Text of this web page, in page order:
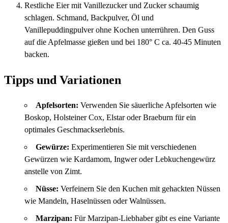
Restliche Eier mit Vanillezucker und Zucker schaumig
schlagen. Schmand, Backpulver, Öl und
Vanillepuddingpulver ohne Kochen unterrühren. Den Guss
auf die Apfelmasse gießen und bei 180° C ca. 40-45 Minuten
backen.
Tipps und Variationen
Apfelsorten: Verwenden Sie säuerliche Apfelsorten wie
Boskop, Holsteiner Cox, Elstar oder Braeburn für ein
optimales Geschmackserlebnis.
Gewürze: Experimentieren Sie mit verschiedenen
Gewürzen wie Kardamom, Ingwer oder Lebkuchengewürz
anstelle von Zimt.
Nüsse: Verfeinern Sie den Kuchen mit gehackten Nüssen
wie Mandeln, Haselnüssen oder Walnüssen.
Marzipan: Für Marzipan-Liebhaber gibt es eine Variante